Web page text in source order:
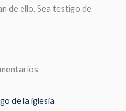
de ello. Sea testigo de
de la iglesia